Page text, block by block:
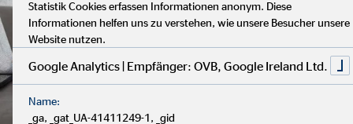
Statistik Cookies erfassen Informationen anonym. Diese
Informationen helfen uns zu verstehen, wie unsere Besucher unsere
Website nutzen.
Google Analytics | Empfänger: OVB, Google Ireland Ltd.
Name:
_ga, _gat_UA-41411249-1, _gid